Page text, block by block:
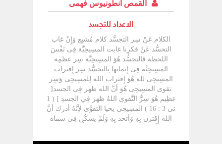
القمص انطونيوس فهمى
الاعداد للتجسد
الكلام عَنْ سِر التجسُّد كلام مُشبِع وَإِنْ غاب
التجسُّد عَنْ فكرِنا غابت المسِيحِيَّة فِى نَفْسَ
اللحظة قالتجسُّد هُوَ المسِيحِيَّة سِر عظمِة
المسِيحِيَّة فِى إِيمانها بِالتجسُّد سِر إِقتراب
المسِيحِى لله هُوَ إِقتراب الله لِلمسِيحِى وَسِر
تقوى المسِيحِى هُوَ أنَّ الله ظهر فِى الجسد[
عظِيم هُوَ سِرُّ التَّقوى اللهُ ظهر فِي الجسدِ ] ( 1
تى 3 : 16 ) المسِيحِى يحيا التقوَّى لأِنَّهُ أدرك أنَّ
الله إِقترن بِهِ وَأتحد بِهِ وَلَمْ يسكُن فِى سماه